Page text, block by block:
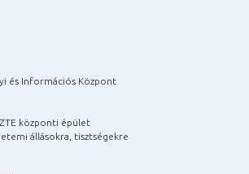
és Információs Központ
központi épület
állásokra, tisztségekre